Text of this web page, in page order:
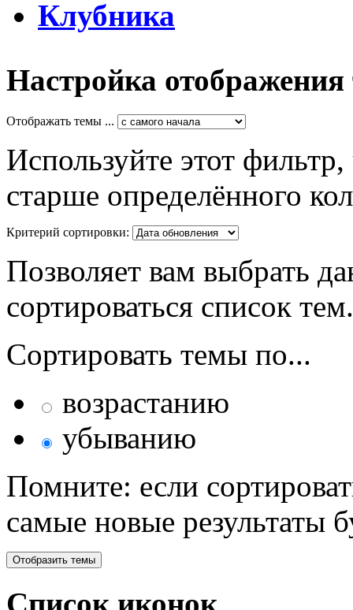
Клубника
Настройка отображения
Отображать темы ...
Используйте этот
старше определённого
Критерий сортировки:
Позволяет вам выбрать
сортироваться список тем.
Сортировать темы по...
возрастанию
убыванию
Помните: если
самые новые результаты
Список иконок